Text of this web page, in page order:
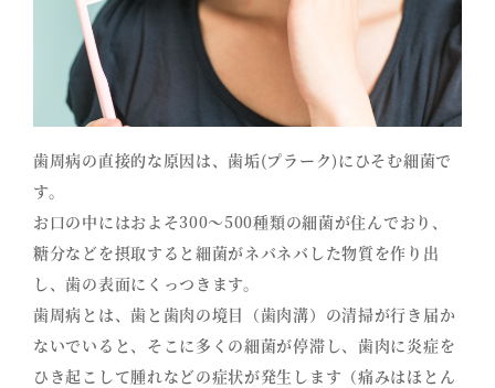
歯周病の直接的な原因は、歯垢(プラーク)にひそむ細菌で
す。
お口の中にはおよそ300～500種類の細菌が住んでおり、
糖分などを摂取すると細菌がネバネバした物質を作り出
し、歯の表面にくっつきます。
歯周病とは、歯と歯肉の境目（歯肉溝）の清掃が行き届か
ないでいると、そこに多くの細菌が停滞し、歯肉に炎症を
ひき起こして腫れなどの症状が発生します（痛みはほとん